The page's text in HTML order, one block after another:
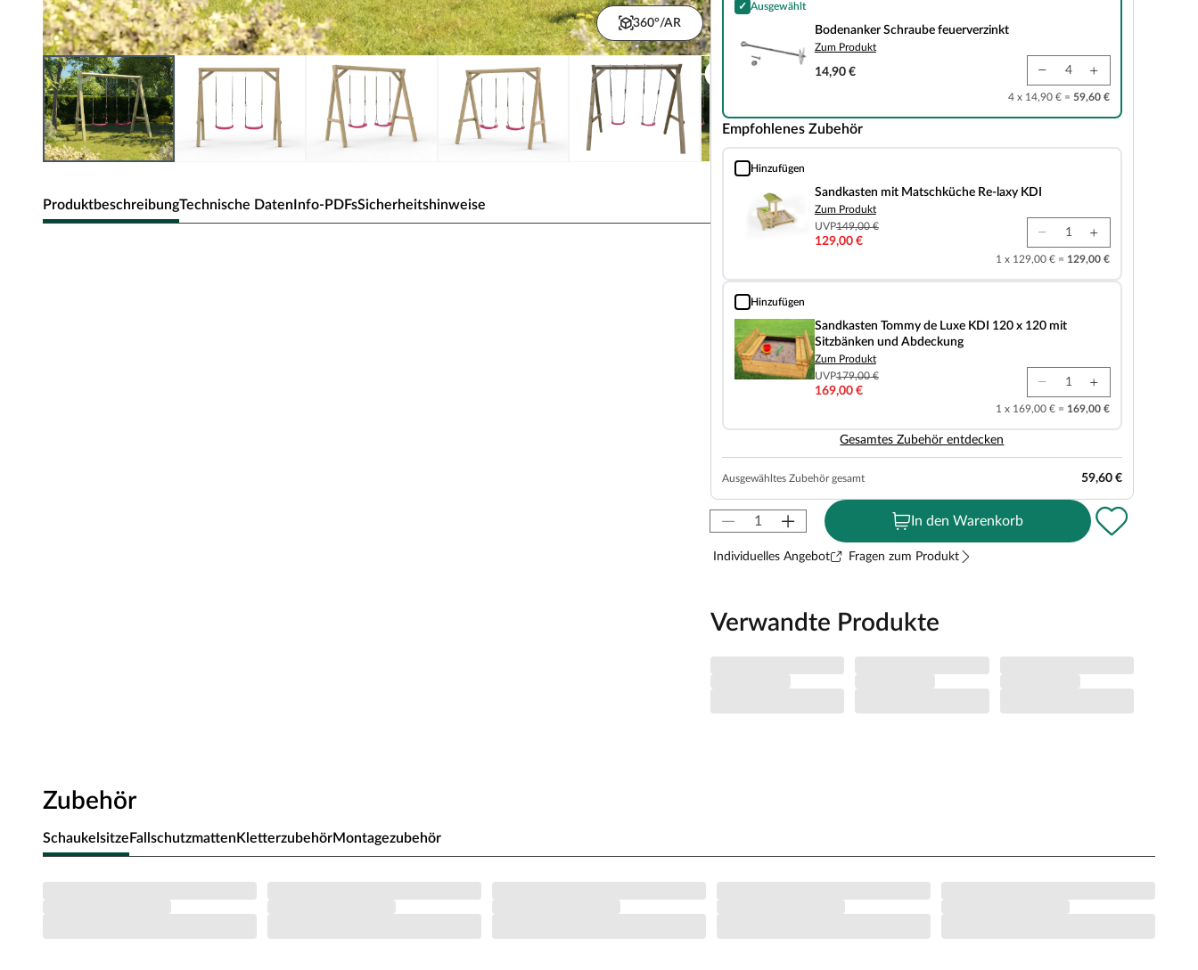
360°/AR
ProduktbeschreibungTechnische DatenInfo-PDFsSicherheitshinweise
✓ Ausgewählt
Bodenanker Schraube feuerverzinkt
Bodenanker Schraube feuerverzinkt
Zum Produkt
14,90 €
4 x 14,90 € = 59,60 €
Empfohlenes Zubehör
Hinzufügen
Sandkasten mit Matschküche Re-laxy KDI
Sandkasten mit Matschküche Re-laxy KDI
Zum Produkt
UVP149,00 €
129,00 €
1 x 129,00 € = 129,00 €
Hinzufügen
Sandkasten Tommy de Luxe KDI 120 x 120 mit Sitzbänken und Abdeckung
Sandkasten Tommy de Luxe KDI 120 x 120 mit
Sitzbänken und Abdeckung
Zum Produkt
UVP179,00 €
169,00 €
1 x 169,00 € = 169,00 €
Gesamtes Zubehör entdecken
Ausgewähltes Zubehör gesamt 59,60 €
In den Warenkorb
Individuelles Angebot Fragen zum Produkt
Verwandte Produkte
Zubehör
Schaukelsitze Fallschutzmatten KletterzubehörMontagezubehör